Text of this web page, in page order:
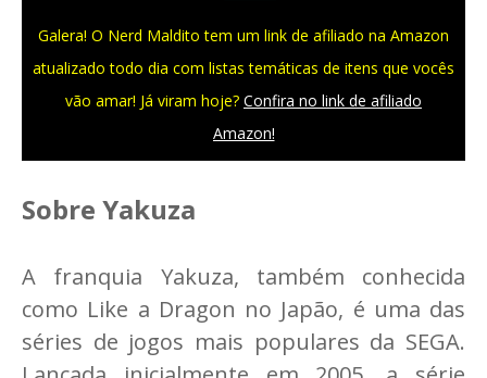
Galera! O Nerd Maldito tem um link de afiliado na Amazon
atualizado todo dia com listas temáticas de itens que vocês
vão amar! Já viram hoje? Confira no link de afiliado
Amazon!
Sobre Yakuza
A franquia Yakuza, também conhecida
como Like a Dragon no Japão, é uma das
séries de jogos mais populares da SEGA.